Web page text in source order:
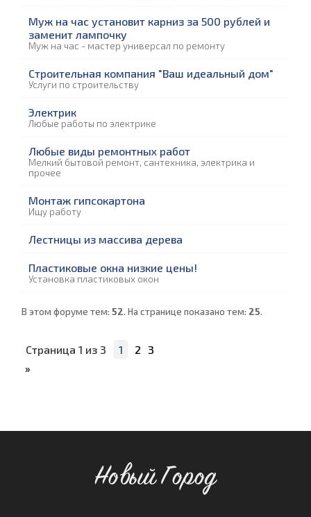
Муж на час установит карниз за 500 рублей и
заменит лампочку
Муж на час - мастер универсал по ремонту
Строительная компания "Ваш идеальный дом"
Услуги по строительству
Электрик
Любые работы по электрике
Любые виды ремонтных работ
Мелкий бытовой ремонт, сантехника, электрика и
прочее
Монтаж гипсокартона
Ищу работу
Лестницы из массива дерева
Пластиковые окна низкие цены!
Установка пластиковых окон
В этом форуме тем: 52. На странице показано тем: 25.
Страница 1 из 3 1 2 3
»
Новый Город